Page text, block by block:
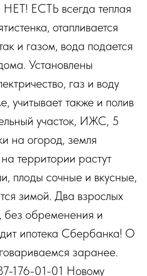
ЕСТЬ всегда теплая
отапливается
и газом, вода подается
Установлены
газ и воду
учитывает также и полив
участок, ИЖС, 5
на огород, земля
территории растут
плоды сочные и вкусные,
зимой. Два взрослых
без обременения и
ипотека Сбербанка! О
заранее.
176-01-01 Новому